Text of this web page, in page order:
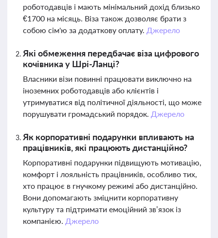
роботодавців і мають мінімальний дохід близько
€1700 на місяць. Віза також дозволяє брати з
собою сім'ю за додаткову оплату. Джерело
Які обмеження передбачає віза цифрового
кочівника у Шрі-Ланці?
Власники візи повинні працювати виключно на
іноземних роботодавців або клієнтів і
утримуватися від політичної діяльності, що може
порушувати громадський порядок. Джерело
Як корпоративні подарунки впливають на
працівників, які працюють дистанційно?
Корпоративні подарунки підвищують мотивацію,
комфорт і лояльність працівників, особливо тих,
хто працює в гнучкому режимі або дистанційно.
Вони допомагають зміцнити корпоративну
культуру та підтримати емоційний зв’язок із
компанією. Джерело